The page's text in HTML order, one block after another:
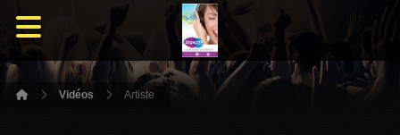
Vidéos Artiste